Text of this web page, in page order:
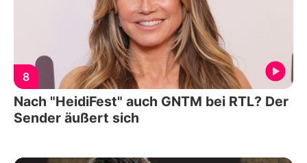
8
Nach "HeidiFest" auch GNTM bei RTL? Der
Sender äußert sich